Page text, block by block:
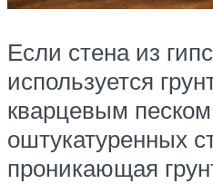
Если стена из
используется
кварцевым
оштукатуренных
проникающая